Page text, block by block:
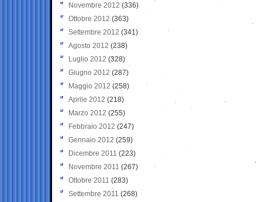
Novembre 2012 (336)
Ottobre 2012 (363)
Settembre 2012 (341)
Agosto 2012 (238)
Luglio 2012 (328)
Giugno 2012 (287)
Maggio 2012 (258)
Aprile 2012 (218)
Marzo 2012 (255)
Febbraio 2012 (247)
Gennaio 2012 (259)
Dicembre 2011 (223)
Novembre 2011 (267)
Ottobre 2011 (283)
Settembre 2011 (268)